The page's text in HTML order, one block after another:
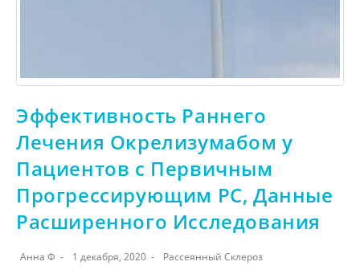
Эффективность Раннего
Лечения Окрелизумабом у
Пациентов с Первичным
Прогрессирующим РС, Данные
Расширенного Исследования
Анна Ф 1 декабря, 2020 Рассеянный Склероз